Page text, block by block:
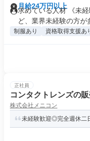
月給24万円以上
求めている人材 《未
ど、業界未経験の方が
制服あり 資格取得支援あ
正社員
コンタクトレンズの
株式会社メニコン
未経験歓迎◎完全週休二